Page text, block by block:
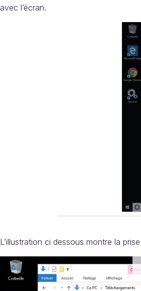
avec l’écran.
L’illustration ci dessous montre la